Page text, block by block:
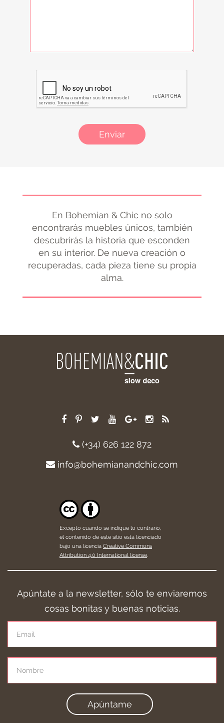
Enviar
En Bohemian & Chic no solo
encontrarás muebles únicos, también
descubrirás la historia que esconden
en su interior. De nueva creación o
recuperadas, cada pieza tiene su propia
alma.
(+34) 626 122 872
info@bohemianandchic.com
Excepto cuando se indique lo contrario,
el contenido de este sitio está licenciado
bajo una licencia Creative Commons
Attribution 4.0 International license.
Apúntate a la newsletter, sólo te enviaremos
cosas bonitas y buenas noticias.
Apúntame